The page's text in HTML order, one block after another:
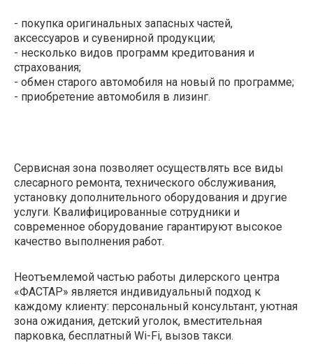
- покупка оригинальных запасных частей,
аксессуаров и сувенирной продукции;
- несколько видов программ кредитования и
страхования;
- обмен старого автомобиля на новый по программе;
- приобретение автомобиля в лизинг.
Сервисная зона позволяет осуществлять все виды
слесарного ремонта, технического обслуживания,
установку дополнительного оборудования и другие
услуги. Квалифицированные сотрудники и
современное оборудование гарантируют высокое
качество выполнения работ.
Неотъемлемой частью работы дилерского центра
«ФАСТАР» является индивидуальный подход к
каждому клиенту: персональный консультант, уютная
зона ожидания, детский уголок, вместительная
парковка, бесплатный Wi-Fi, вызов такси.